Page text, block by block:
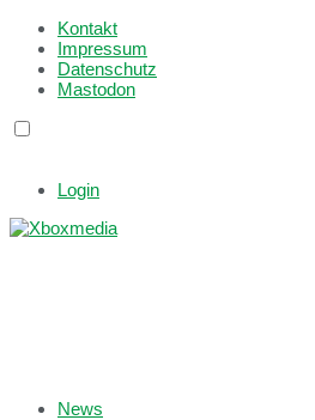
Kontakt
Impressum
Datenschutz
Mastodon
Login
News